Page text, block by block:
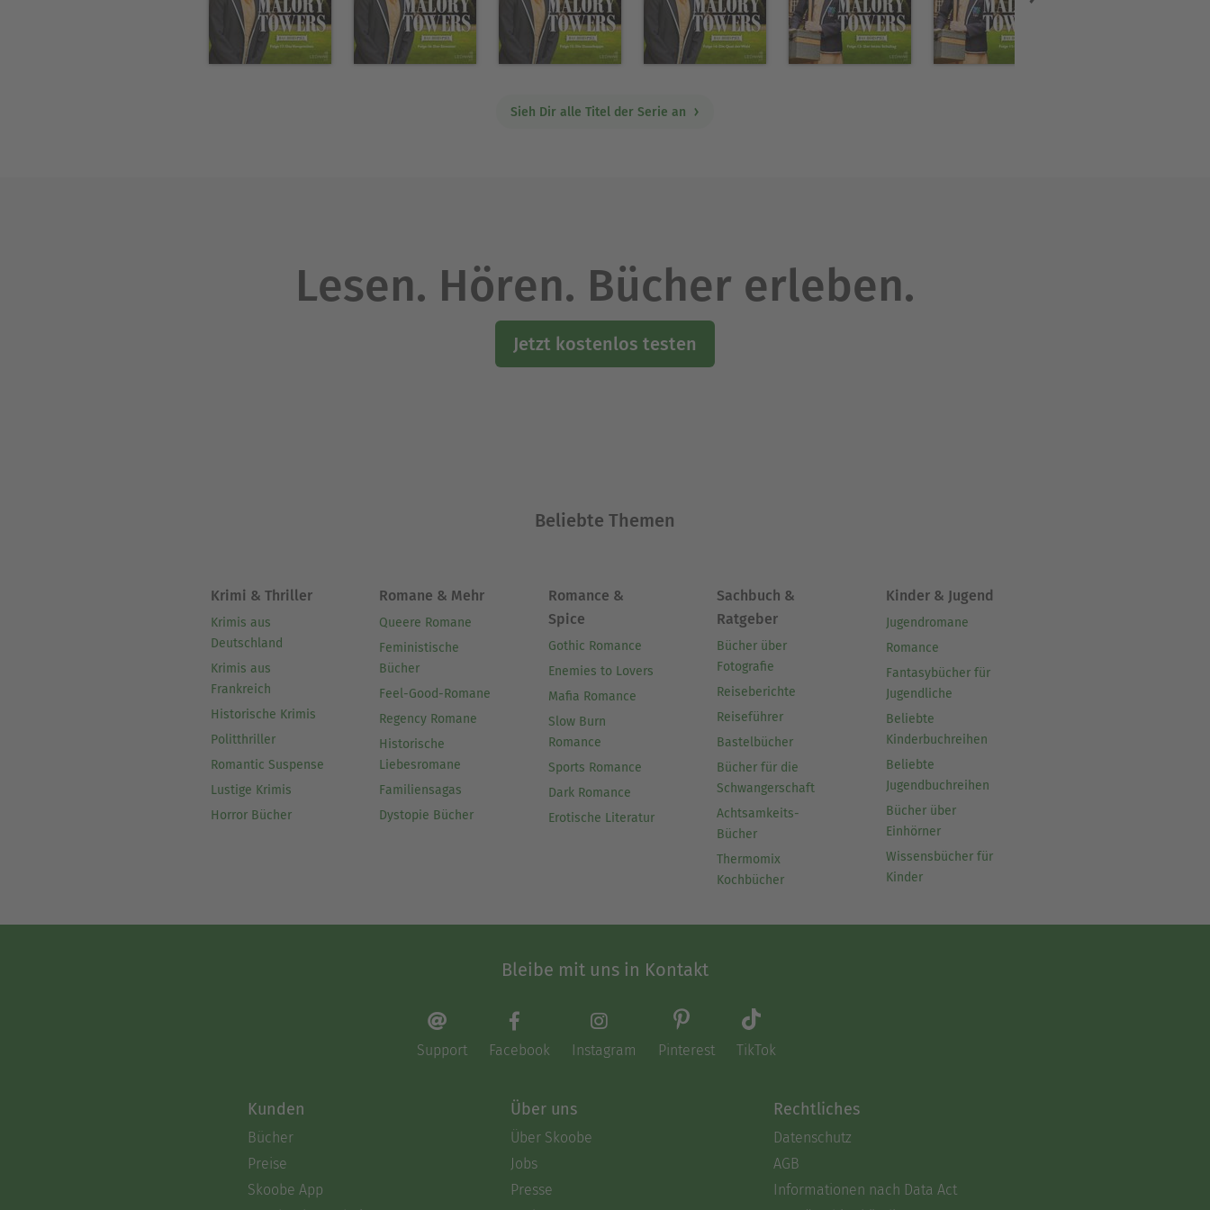
Sieh Dir alle Titel der Serie an
Lesen. Hören. Bücher erleben.
Jetzt kostenlos testen
Beliebte Themen
Krimi & Thriller
Krimis aus
Deutschland
Krimis aus
Frankreich
Historische Krimis
Politthriller
Romantic Suspense
Lustige Krimis
Horror Bücher
Romane & Mehr
Queere Romane
Feministische
Bücher
Feel-Good-Romane
Regency Romane
Historische
Liebesromane
Familiensagas
Dystopie Bücher
Romance &
Spice
Gothic Romance
Enemies to Lovers
Mafia Romance
Slow Burn
Romance
Sports Romance
Dark Romance
Erotische Literatur
Sachbuch &
Ratgeber
Bücher über
Fotografie
Reiseberichte
Reiseführer
Bastelbücher
Bücher für die
Schwangerschaft
Achtsamkeits-
Bücher
Thermomix
Kochbücher
Kinder & Jugend
Jugendromane
Romance
Fantasybücher für
Jugendliche
Beliebte
Kinderbuchreihen
Beliebte
Jugendbuchreihen
Bücher über
Einhörner
Wissensbücher für
Kinder
Bleibe mit uns in Kontakt
Support Facebook Instagram Pinterest TikTok
Kunden
Bücher
Preise
Skoobe App
Über uns
Über Skoobe
Jobs
Presse
Rechtliches
Datenschutz
AGB
Informationen nach Data Act